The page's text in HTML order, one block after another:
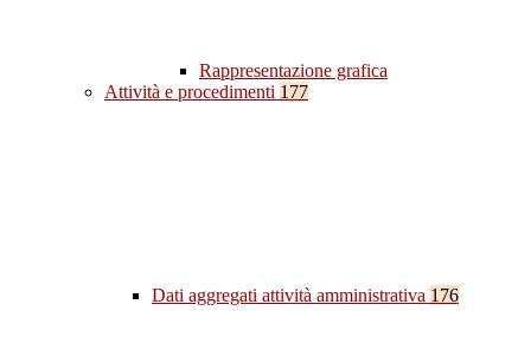
Rappresentazione grafica
Attività e procedimenti 177
Dati aggregati attività amministrativa 176